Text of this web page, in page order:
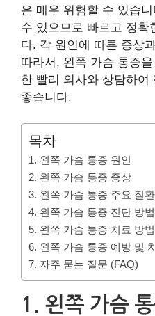
은 매우 위험할 수 있습
수 있으므로 빠르고 정확
다. 각 원인에 따른 증상
따라서, 왼쪽 가슴 통증
한 빨리 의사와 상담하여
좋습니다.
목차
1. 왼쪽 가슴 통증 원인
2. 왼쪽 가슴 통증 증상
3. 왼쪽 가슴 통증 주요 질
4. 왼쪽 가슴 통증 진단 방법
5. 왼쪽 가슴 통증 치료 방법
6. 왼쪽 가슴 통증 예방 및
7. 자주 묻는 질문 (FAQ)
1. 왼쪽 가슴